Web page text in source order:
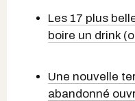
Les 17 plus
boire un drink
Une nouvelle
abandonné